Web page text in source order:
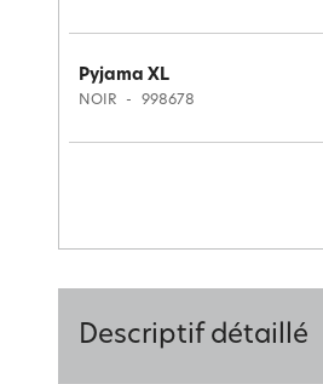
Pyjama XL
NOIR 998678
Descriptif détaillé